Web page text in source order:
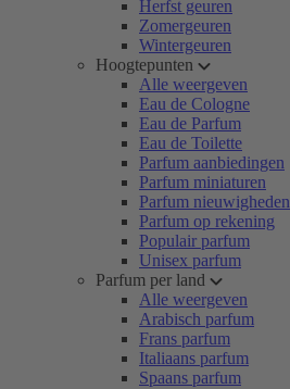
Herfst geuren
Zomergeuren
Wintergeuren
Hoogtepunten
Alle weergeven
Eau de Cologne
Eau de Parfum
Eau de Toilette
Parfum aanbiedingen
Parfum miniaturen
Parfum nieuwigheden
Parfum op rekening
Populair parfum
Unisex parfum
Parfum per land
Alle weergeven
Arabisch parfum
Frans parfum
Italiaans parfum
Spaans parfum